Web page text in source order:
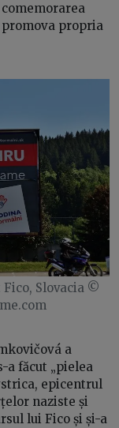
propria
Slovacia ©
a
a făcut „pielea
epicentrul
naziste și
lui Fico și și-a